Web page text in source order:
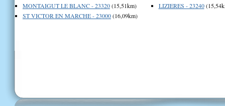
MONTAIGUT LE BLANC - 23320(15,51km)
ST VICTOR EN MARCHE - 23000(16,09km)
LIZIERES - 23240